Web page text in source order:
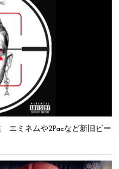
エミネムや2Pacなど新旧ビー